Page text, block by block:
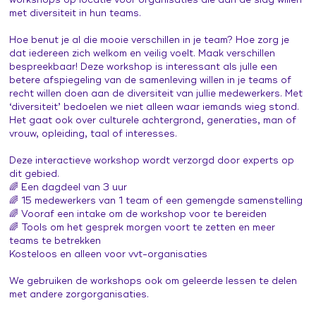
Leertraject operationeel leidinggevenden
Praat vandaag over morgen (publiekscampagne)
Contacten en inspiratie
Zorg voor Morgen Festival 19 november 2026
met diversiteit in hun teams.
Hoe benut je al die mooie verschillen in je team? Hoe zorg je
dat iedereen zich welkom en veilig voelt. Maak verschillen
bespreekbaar! Deze workshop is interessant als julle een
betere afspiegeling van de samenleving willen in je teams of
recht willen doen aan de diversiteit van jullie medewerkers. Met
‘diversiteit’ bedoelen we niet alleen waar iemands wieg stond.
Het gaat ook over culturele achtergrond, generaties, man of
vrouw, opleiding, taal of interesses.
Deze interactieve workshop wordt verzorgd door experts op
dit gebied.
🌈 Een dagdeel van 3 uur
🌈 15 medewerkers van 1 team of een gemengde samenstelling
🌈 Vooraf een intake om de workshop voor te bereiden
🌈 Tools om het gesprek morgen voort te zetten en meer
teams te betrekken
Kosteloos en alleen voor vvt-organisaties
We gebruiken de workshops ook om geleerde lessen te delen
met andere zorgorganisaties.